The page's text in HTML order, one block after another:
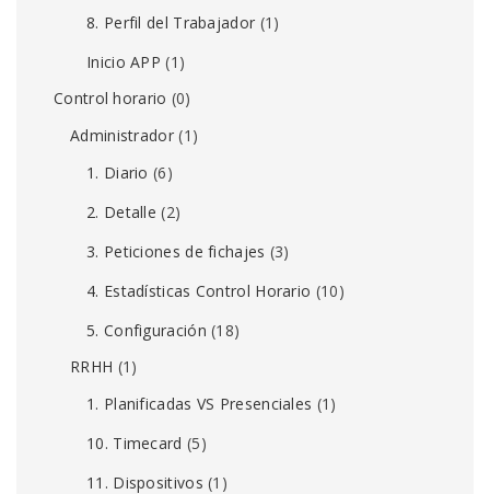
8. Perfil del Trabajador (1)
Inicio APP (1)
Control horario (0)
Administrador(1)
1. Diario (6)
2. Detalle (2)
3. Peticiones de fichajes (3)
4. Estadísticas Control Horario (10)
5. Configuración (18)
RRHH (1)
1. Planificadas VS Presenciales (1)
10. Timecard (5)
11. Dispositivos (1)